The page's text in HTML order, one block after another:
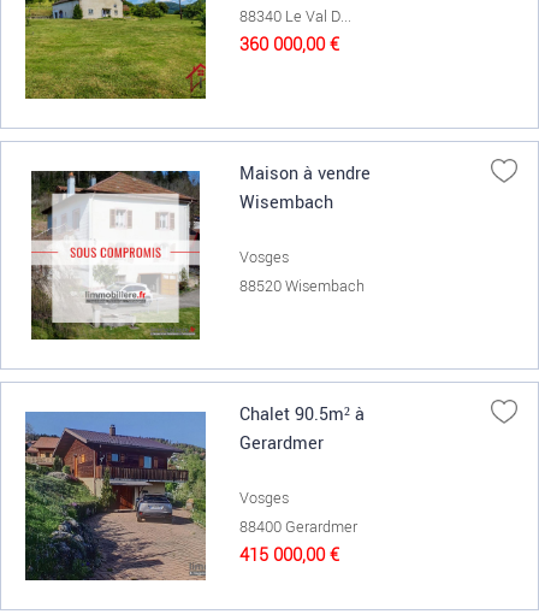
88340 Le Val D...
360 000,00 €
Maison à vendre
Wisembach
Vosges
88520 Wisembach
Chalet 90.5m² à
Gerardmer
Vosges
88400 Gerardmer
415 000,00 €